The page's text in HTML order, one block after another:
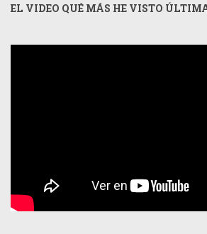
EL VIDEO QUÉ MÁS HE VISTO